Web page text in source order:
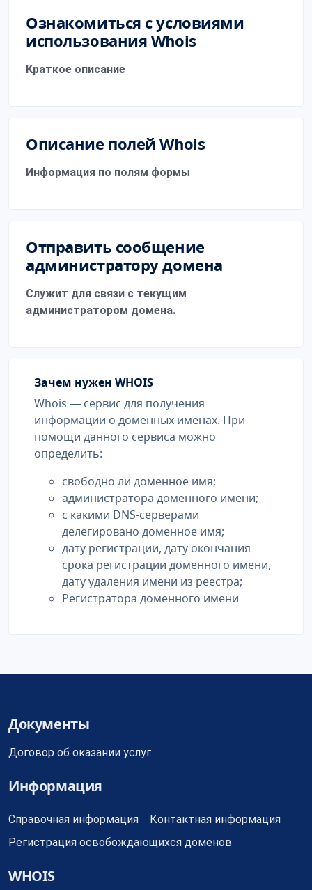
Ознакомиться с условиями
использования Whois
Краткое описание
Описание полей Whois
Информация по полям формы
Отправить сообщение
администратору домена
Служит для связи с текущим
администратором домена.
Зачем нужен WHOIS
Whois — сервис для получения
информации о доменных именах. При
помощи данного сервиса можно
определить:
свободно ли доменное имя;
администратора доменного имени;
с какими DNS-серверами
делегировано доменное имя;
дату регистрации, дату окончания
срока регистрации доменного имени,
дату удаления имени из реестра;
Регистратора доменного имени
Документы
Договор об оказании услуг
Информация
Справочная информация
Контактная информация
Регистрация освобождающихся доменов
WHOIS